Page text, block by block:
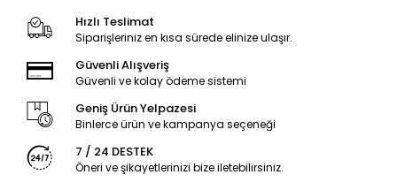
Hızlı Teslimat
Siparişleriniz en kısa sürede elinize ulaşır.
Güvenli Alışveriş
Güvenli ve kolay ödeme sistemi
Geniş Ürün Yelpazesi
Binlerce ürün ve kampanya seçeneği
7 / 24 DESTEK
Öneri ve şikayetlerinizi bize iletebilirsiniz.